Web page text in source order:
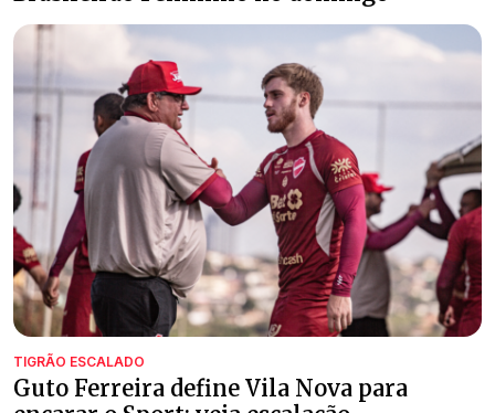
TIGRÃO ESCALADO
Guto Ferreira define Vila Nova para